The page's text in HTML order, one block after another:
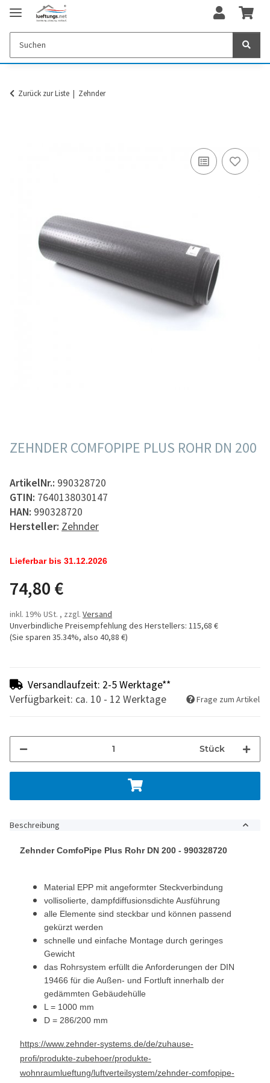
Zurück zur Liste Zehnder
ZEHNDER COMFOPIPE PLUS ROHR DN 200
ArtikelNr.: 990328720
GTIN: 7640138030147
HAN: 990328720
Hersteller: Zehnder
Lieferbar bis 31.12.2026
74,80 €
inkl. 19% USt. , zzgl. Versand
Unverbindliche Preisempfehlung des Herstellers: 115,68 €
(Sie sparen 35.34%, also 40,88 €)
Versandlaufzeit: 2-5 Werktage**
Verfügbarkeit: ca. 10 - 12 Werktage
Frage zum Artikel
Stück
Beschreibung
Zehnder ComfoPipe Plus Rohr DN 200 - 990328720
Material EPP mit angeformter Steckverbindung
vollisolierte, dampfdiffusionsdichte Ausführung
alle Elemente sind steckbar und können passend
gekürzt werden
schnelle und einfache Montage durch geringes
Gewicht
das Rohrsystem erfüllt die Anforderungen der DIN
19466 für die Außen- und Fortluft innerhalb der
gedämmten Gebäudehülle
L = 1000 mm
D = 286/200 mm
https://www.zehnder-systems.de/de/zuhause-
profi/produkte-zubehoer/produkte-
wohnraumlueftung/luftverteilsystem/zehnder-comfopipe-